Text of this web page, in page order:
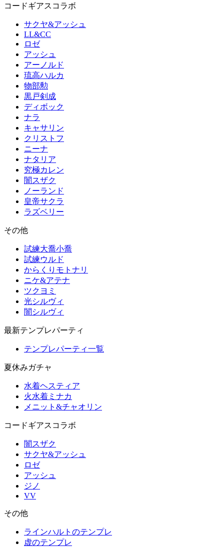
コードギアスコラボ
サクヤ&アッシュ
LL&CC
ロゼ
アッシュ
アーノルド
琉高ハルカ
物部勲
黒戸剣成
ディボック
ナラ
キャサリン
クリストフ
ニーナ
ナタリア
究極カレン
闇スザク
ノーランド
皇帝サクラ
ラズベリー
その他
試練大喬小喬
試練ウルド
からくりモトナリ
ニケ&アテナ
ツクヨミ
光シルヴィ
闇シルヴィ
最新テンプレパーティ
テンプレパーティ一覧
夏休みガチャ
水着ヘスティア
火水着ミナカ
メニット&チャオリン
コードギアスコラボ
闇スザク
サクヤ&アッシュ
ロゼ
アッシュ
ジノ
VV
その他
ラインハルトのテンプレ
虚のテンプレ